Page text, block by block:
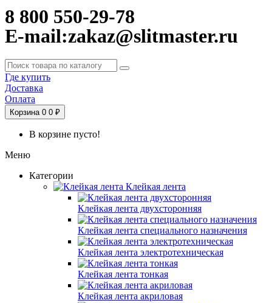
8 800 550-29-78
E-mail:zakaz@slitmaster.ru
Где купить
Доставка
Оплата
Корзина 0 0 ₽
В корзине пусто!
Меню
Категории
Клейкая лента
Клейкая лента двухсторонняя
Клейкая лента специального назначения
Клейкая лента электротехническая
Клейкая лента тонкая
Клейкая лента акриловая